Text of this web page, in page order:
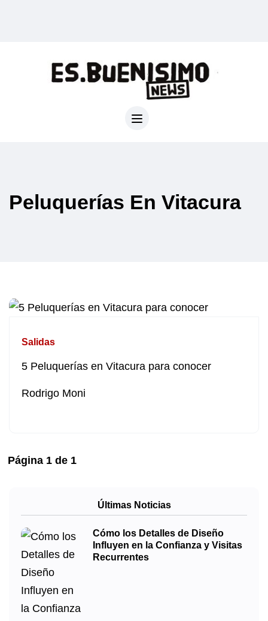
Peluquerías En Vitacura
Salidas
5 Peluquerías en Vitacura para conocer
Rodrigo Moni
Página 1 de 1
Últimas Noticias
Cómo los Detalles de Diseño
Influyen en la Confianza y Visitas
Recurrentes